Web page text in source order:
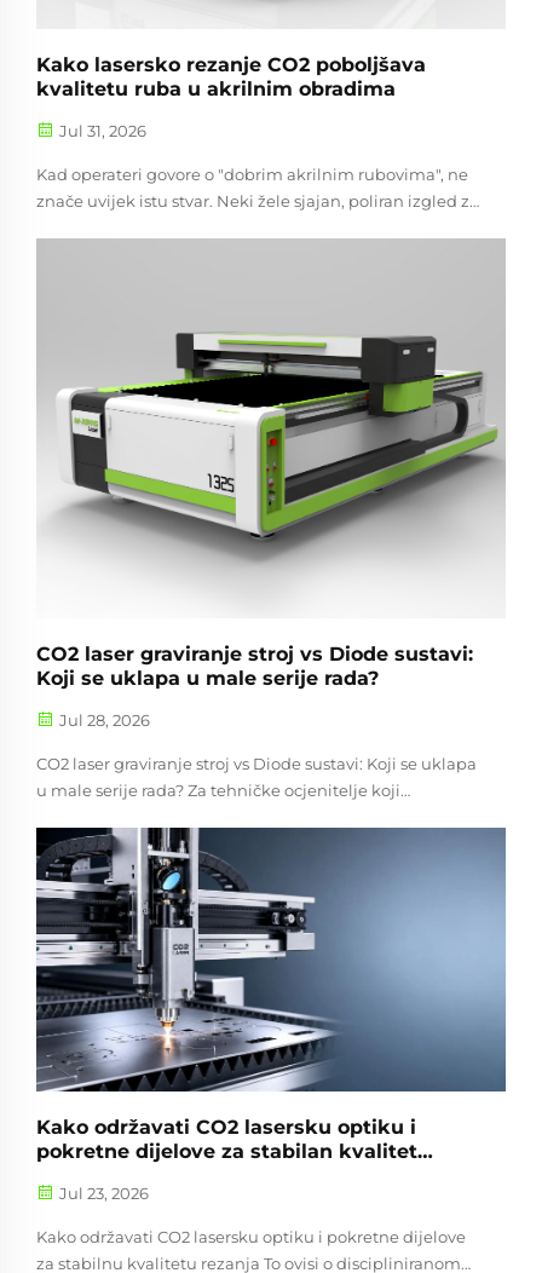
Kako lasersko rezanje CO2 poboljšava
kvalitetu ruba u akrilnim obradima
Jul 31, 2026
Kad operateri govore o "dobrim akrilnim rubovima", ne
znače uvijek istu stvar. Neki žele sjajan, poliran izgled za
CO2 laser graviranje stroj vs Diode sustavi:
Koji se uklapa u male serije rada?
Jul 28, 2026
CO2 laser graviranje stroj vs Diode sustavi: Koji se uklapa
u male serije rada? Za tehničke ocjenitelje koji
između CO2 laserske mašine za graviranje i diodnog
sustava se svodi na raspon materijala, graviranje...
Kako održavati CO2 lasersku optiku i
pokretne dijelove za stabilan kvalitet
Jul 23, 2026
Kako održavati CO2 lasersku optiku i pokretne dijelove
za stabilnu kvalitetu rezanja To ovisi o discipliniranom